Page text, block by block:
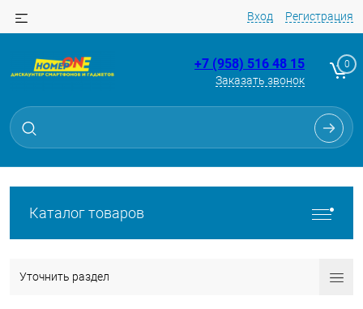
Вход Регистрация
+7 (958) 516 48 15
Заказать звонок
0
Каталог товаров
Уточнить раздел